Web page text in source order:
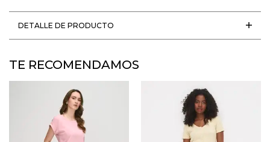
DETALLE DE PRODUCTO
TE RECOMENDAMOS